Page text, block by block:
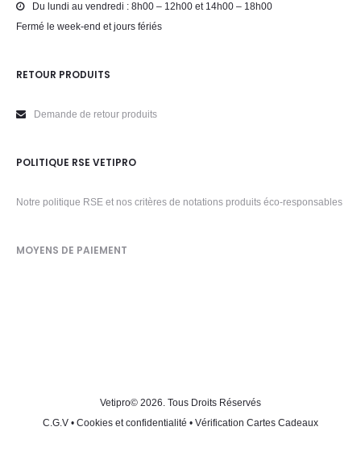
Du lundi au vendredi : 8h00 – 12h00 et 14h00 – 18h00
Fermé le week-end et jours fériés
RETOUR PRODUITS
Demande de retour produits
POLITIQUE RSE VETIPRO
Notre politique RSE et nos critères de notations produits éco-responsables
MOYENS DE PAIEMENT
Vetipro© 2026. Tous Droits Réservés
C.G.V • Cookies et confidentialité • Vérification Cartes Cadeaux